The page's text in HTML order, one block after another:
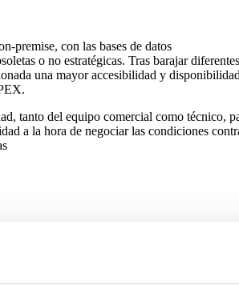
premise, con las bases de datos
o no estratégicas. Tras barajar
una mayor accesibilidad y
tanto del equipo comercial como técnico,
a la hora de negociar las condiciones